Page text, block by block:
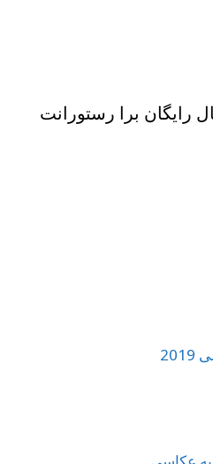
رایگان برا رستورانت